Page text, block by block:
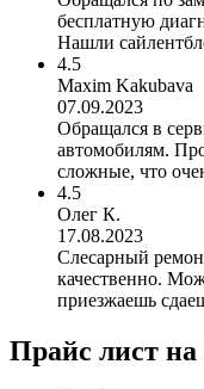
бесплатную
Нашли
4.5
Maxim Kakubava
07.09.2023
Обращался в
автомобилям.
сложные, что
4.5
Олег К.
17.08.2023
Слесарный
качественно.
приезжаешь
Прайс лист на